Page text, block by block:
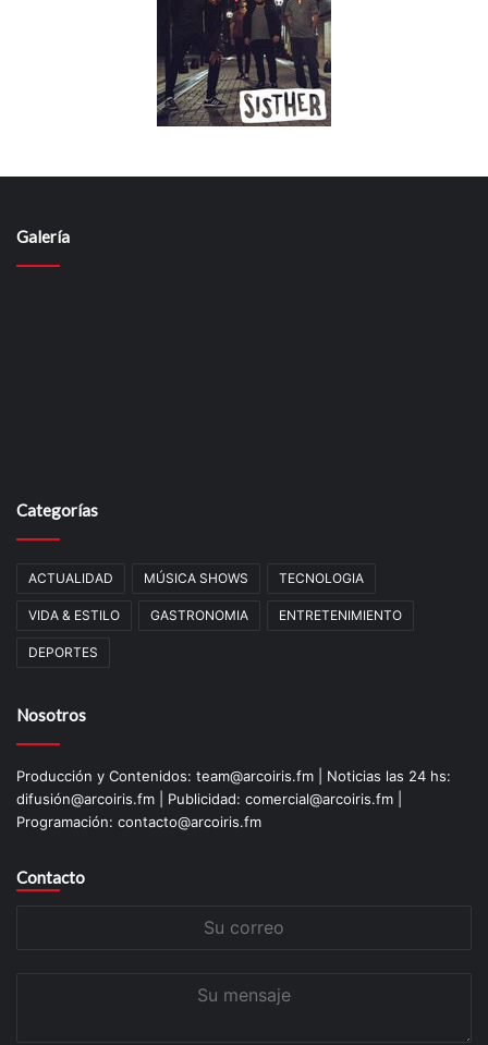
Galería
Categorías
ACTUALIDAD MÚSICA SHOWS TECNOLOGIA
VIDA & ESTILO GASTRONOMIA ENTRETENIMIENTO
DEPORTES
Nosotros
Producción y Contenidos: team@arcoiris.fm | Noticias las 24 hs:
difusión@arcoiris.fm | Publicidad: comercial@arcoiris.fm |
Programación: contacto@arcoiris.fm
Contacto